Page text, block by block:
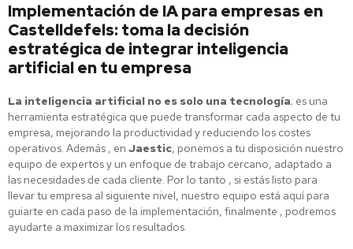
Implementación de IA para empresas en
Castelldefels: toma la decisión
estratégica de integrar inteligencia
artificial en tu empresa
La inteligencia artificial no es solo una tecnología; es una
herramienta estratégica que puede transformar cada aspecto de tu
empresa, mejorando la productividad y reduciendo los costes
operativos. Además , en Jaestic, ponemos a tu disposición nuestro
equipo de expertos y un enfoque de trabajo cercano, adaptado a
las necesidades de cada cliente. Por lo tanto , si estás listo para
llevar tu empresa al siguiente nivel, nuestro equipo está aquí para
guiarte en cada paso de la implementación, finalmente , podremos
ayudarte a maximizar los resultados.